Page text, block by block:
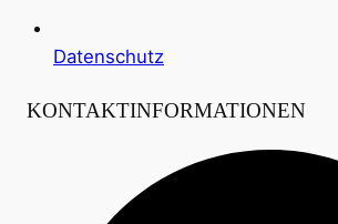
Datenschutz
KONTAKTINFORMATIONEN